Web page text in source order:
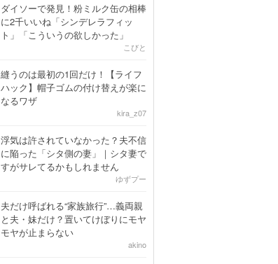
ダイソーで発見！粉ミルク缶の相棒
に2千いいね「シンデレラフィッ
ト」「こういうの欲しかった」
こびと
縫うのは最初の1回だけ！【ライフ
ハック】帽子ゴムの付け替えが楽に
なるワザ
kira_z07
浮気は許されていなかった？夫不信
に陥った「シタ側の妻」｜シタ妻で
すがサレてるかもしれません
ゆずプー
夫だけ呼ばれる“家族旅行”…義両親
と夫・妹だけ？置いてけぼりにモヤ
モヤが止まらない
akino